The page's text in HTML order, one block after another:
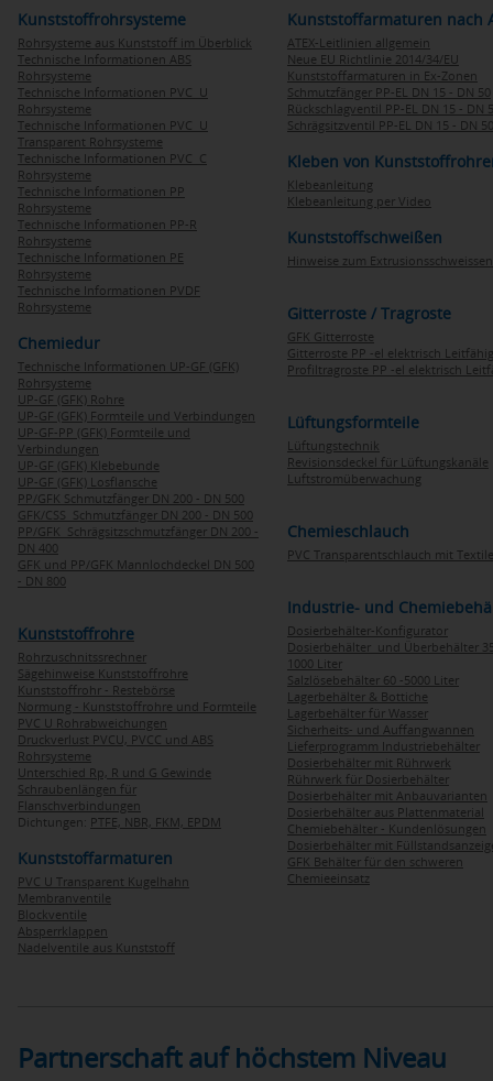
Kunststoffrohrsysteme
Rohrsysteme aus Kunststoff im Überblick
Technische Informationen ABS
Rohrsysteme
Technische Informationen PVC U
Rohrsysteme
Technische Informationen PVC U
Transparent Rohrsysteme
Technische Informationen PVC C
Rohrsysteme
Technische Informationen PP
Rohrsysteme
Technische Informationen PP-R
Rohrsysteme
Technische Informationen PE
Rohrsysteme
Technische Informationen PVDF
Rohrsysteme
Chemiedur
Technische Informationen UP-GF (GFK)
Rohrsysteme
UP-GF (GFK) Rohre
UP-GF (GFK) Formteile und Verbindungen
UP-GF-PP (GFK) Formteile und
Verbindungen
UP-GF (GFK) Klebebunde
UP-GF (GFK) Losflansche
PP/GFK Schmutzfänger DN 200 - DN 500
GFK/CSS Schmutzfänger DN 200 - DN 500
PP/GFK Schrägsitzschmutzfänger DN 200 -
DN 400
GFK und PP/GFK Mannlochdeckel DN 500
- DN 800
Kunststoffrohre
Rohrzuschnitssrechner
Sägehinweise Kunststoffrohre
Kunststoffrohr - Restebörse
Normung - Kunststoffrohre und Formteile
PVC U Rohrabweichungen
Druckverlust PVCU, PVCC und ABS
Rohrsysteme
Unterschied Rp, R und G Gewinde
Schraubenlängen für
Flanschverbindungen
Dichtungen: PTFE, NBR, FKM, EPDM
Kunststoffarmaturen
PVC U Transparent Kugelhahn
Membranventile
Blockventile
Absperrklappen
Nadelventile aus Kunststoff
Kunststoffarmaturen nach
ATEX-Leitlinien allgemein
Neue EU Richtlinie 2014/34/EU
Kunststoffarmaturen in Ex-Zonen
Schmutzfänger PP-EL DN 15 - DN 50
Rückschlagventil PP-EL DN 15 - DN
Schrägsitzventil PP-EL DN 15 - DN 50
Kleben von
Klebeanleitung
Klebeanleitung per Video
Kunststoffschweißen
Hinweise zum Extrusionsschweissen
Gitterroste / Tragroste
GFK Gitterroste
Gitterroste PP -el elektrisch Leitfähig
Profiltragroste PP -el elektrisch
Lüftungsformteile
Lüftungstechnik
Revisionsdeckel für Lüftungskanäle
Luftstromüberwachung
Chemieschlauch
PVC Transparentschlauch mit
Industrie- und
Dosierbehälter-Konfigurator
Dosierbehälter und Überbehälter
1000 Liter
Salzlösebehälter 60 -5000 Liter
Lagerbehälter & Bottiche
Lagerbehälter für Wasser
Sicherheits- und Auffangwannen
Lieferprogramm Industriebehälter
Dosierbehälter mit Rührwerk
Rührwerk für Dosierbehälter
Dosierbehälter mit Anbauvarianten
Dosierbehälter aus Plattenmaterial
Chemiebehälter - Kundenlösungen
Dosierbehälter mit
GFK Behälter für den schweren
Chemieeinsatz
Partnerschaft auf höchstem Niveau